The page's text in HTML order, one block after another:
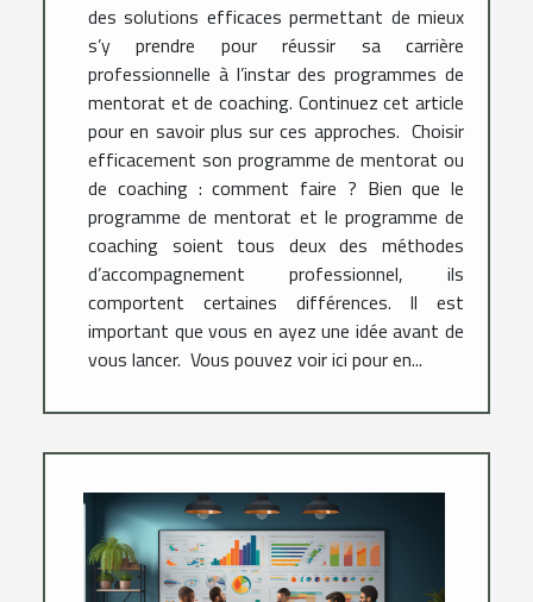
des solutions efficaces permettant de mieux
s’y prendre pour réussir sa carrière
professionnelle à l’instar des programmes de
mentorat et de coaching. Continuez cet article
pour en savoir plus sur ces approches. Choisir
efficacement son programme de mentorat ou
de coaching : comment faire ? Bien que le
programme de mentorat et le programme de
coaching soient tous deux des méthodes
d’accompagnement professionnel, ils
comportent certaines différences. Il est
important que vous en ayez une idée avant de
vous lancer. Vous pouvez voir ici pour en...